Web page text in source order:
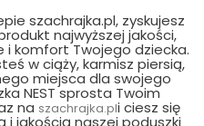
szachrajka.pl, zyskujesz
najwyższej jakości,
i komfort Twojego dziecka.
w ciąży, karmisz piersią,
miejsca dla swojego
NEST sprosta Twoim
na szachrajka.pli ciesz się
i jakością naszej poduszki